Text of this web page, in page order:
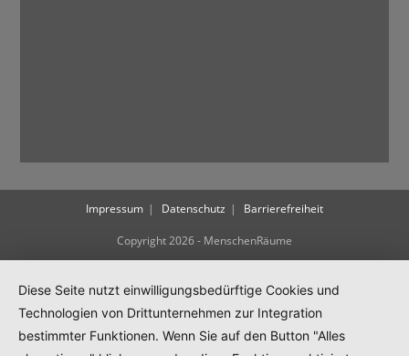
Impressum Datenschutz Barrierefreiheit
Copyright 2026 - MenschenRäume
Diese Seite nutzt einwilligungsbedürftige Cookies und
Technologien von Drittunternehmen zur Integration
bestimmter Funktionen. Wenn Sie auf den Button "Alles